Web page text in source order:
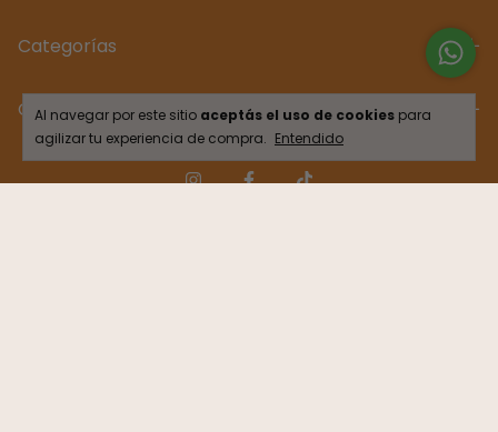
Al navegar por este sitio aceptás el uso de cookies para
agilizar tu experiencia de compra. Entendido
Categorías
Contactános